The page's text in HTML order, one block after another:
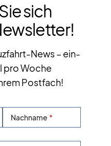
sich
News – ein-
pro Woche
Postfach!
Nachname